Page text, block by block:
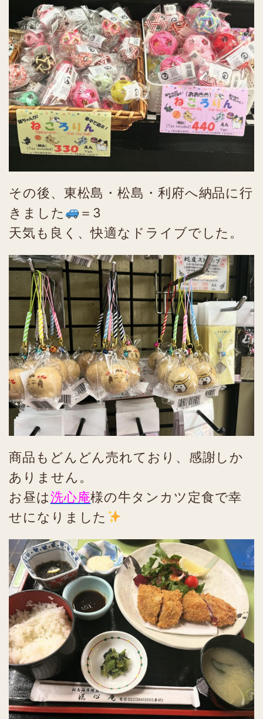
その後、東松島・松島・利府へ納品に行
きました
＝3
天気も良く、快適なドライブでした。
商品もどんどん売れており、感謝しか
ありません。
お昼は洗心庵様の牛タンカツ定食で幸
せになりました